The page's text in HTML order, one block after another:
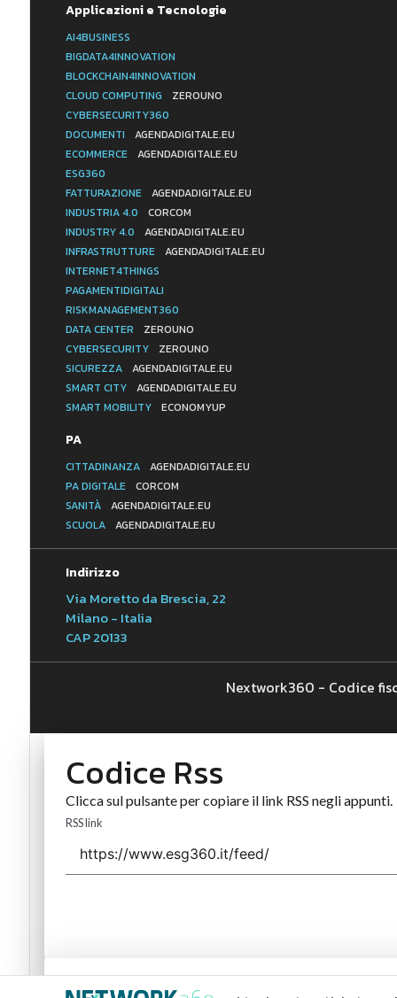
Applicazioni e Tecnologie
AI4BUSINESS
BIGDATA4INNOVATION
BLOCKCHAIN4INNOVATION
CLOUD COMPUTING
ZEROUNO
CYBERSECURITY360
DOCUMENTI
AGENDADIGITALE.EU
ECOMMERCE
AGENDADIGITALE.EU
ESG360
FATTURAZIONE
AGENDADIGITALE.EU
INDUSTRIA 4.0
CORCOM
INDUSTRY 4.0
AGENDADIGITALE.EU
INFRASTRUTTURE
AGENDADIGITALE.EU
INTERNET4THINGS
PAGAMENTIDIGITALI
RISKMANAGEMENT360
DATA CENTER
ZEROUNO
CYBERSECURITY
ZEROUNO
SICUREZZA
AGENDADIGITALE.EU
SMART CITY
AGENDADIGITALE.EU
SMART MOBILITY
ECONOMYUP
PA
CITTADINANZA
AGENDADIGITALE.EU
PA DIGITALE
CORCOM
SANITÀ
AGENDADIGITALE.EU
SCUOLA
AGENDADIGITALE.EU
Indirizzo
Via Moretto da Brescia, 22
Milano - Italia
CAP 20133
Nextwork360 - Codice
Codice Rss
Clicca sul pulsante per copiare il link RSS negli appunti.
RSS link